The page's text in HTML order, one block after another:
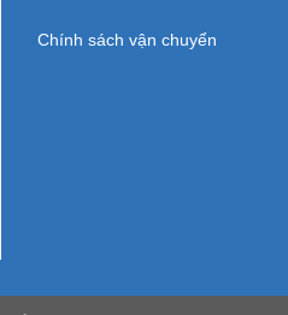
Chính sách vận chuyển